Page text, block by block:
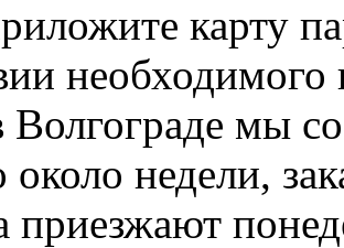
карту
Волгограде мы
недели,
приезжают